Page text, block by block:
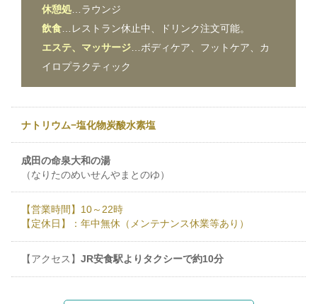
休憩処…ラウンジ
飲食…レストラン休止中、ドリンク注文可能。
エステ、マッサージ…ボディケア、フットケア、カ
イロプラクティック
ナトリウム−塩化物炭酸水素塩
成田の命泉大和の湯
（なりたのめいせんやまとのゆ）
【営業時間】10～22時
【定休日】：年中無休（メンテナンス休業等あり）
【アクセス】JR安食駅よりタクシーで約10分